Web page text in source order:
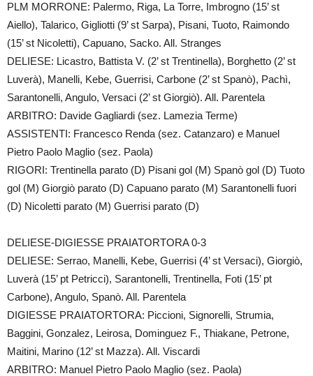
PLM MORRONE: Palermo, Riga, La Torre, Imbrogno (15’ st
Aiello), Talarico, Gigliotti (9’ st Sarpa), Pisani, Tuoto, Raimondo
(15’ st Nicoletti), Capuano, Sacko. All. Stranges
DELIESE: Licastro, Battista V. (2’ st Trentinella), Borghetto (2’ st
Luverà), Manelli, Kebe, Guerrisi, Carbone (2’ st Spanò), Pachì,
Sarantonelli, Angulo, Versaci (2’ st Giorgiò). All. Parentela
ARBITRO: Davide Gagliardi (sez. Lamezia Terme)
ASSISTENTI: Francesco Renda (sez. Catanzaro) e Manuel
Pietro Paolo Maglio (sez. Paola)
RIGORI: Trentinella parato (D) Pisani gol (M) Spanò gol (D) Tuoto
gol (M) Giorgiò parato (D) Capuano parato (M) Sarantonelli fuori
(D) Nicoletti parato (M) Guerrisi parato (D)
DELIESE-DIGIESSE PRAIATORTORA 0-3
DELIESE: Serrao, Manelli, Kebe, Guerrisi (4’ st Versaci), Giorgiò,
Luverà (15’ pt Petricci), Sarantonelli, Trentinella, Foti (15’ pt
Carbone), Angulo, Spanò. All. Parentela
DIGIESSE PRAIATORTORA: Piccioni, Signorelli, Strumia,
Baggini, Gonzalez, Leirosa, Dominguez F., Thiakane, Petrone,
Maitini, Marino (12’ st Mazza). All. Viscardi
ARBITRO: Manuel Pietro Paolo Maglio (sez. Paola)